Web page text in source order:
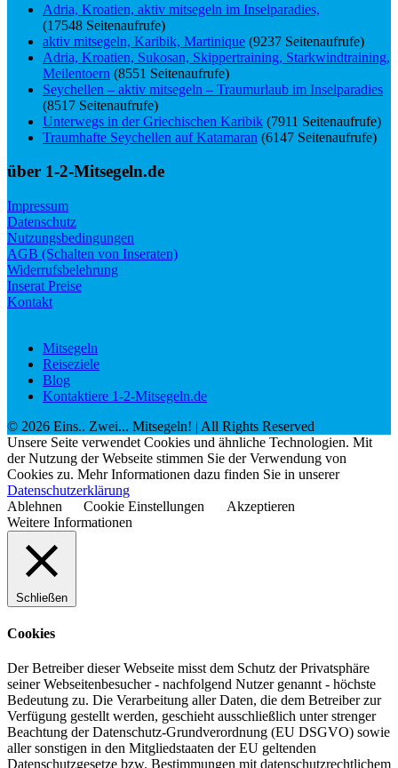
Adria, Kroatien, aktiv mitsegeln im Inselparadies,
(17548 Seitenaufrufe)
aktiv mitsegeln, Karibik, Martinique (9237 Seitenaufrufe)
Adria, Kroatien, Sukosan, Skippertraining, Starkwindtraining,
Meilentoern (8551 Seitenaufrufe)
Seychellen – aktiv mitsegeln – Traumurlaub im Inselparadies
(8517 Seitenaufrufe)
Unterwegs in der Griechischen Karibik (7911 Seitenaufrufe)
Traumhafte Seychellen auf Katamaran (6147 Seitenaufrufe)
über 1-2-Mitsegeln.de
Impressum
Datenschutz
Nutzungsbedingungen
AGB (Schalten von Inseraten)
Widerrufsbelehrung
Inserat Preise
Kontakt
Mitsegeln
Reiseziele
Blog
Kontaktiere 1-2-Mitsegeln.de
© 2026 Eins.. Zwei... Mitsegeln! | All Rights Reserved
Unsere Seite verwendet Cookies und ähnliche Technologien. Mit
der Nutzung der Webseite stimmen Sie der Verwendung von
Cookies zu. Mehr Informationen dazu finden Sie in unserer
Datenschutzerklärung
Ablehnen
Cookie Einstellungen
Akzeptieren
Weitere Informationen
Schließen
Cookies
Der Betreiber dieser Webseite misst dem Schutz der Privatsphäre
seiner Webseitenbesucher - nachfolgend Nutzer genannt - höchste
Bedeutung zu. Die Verarbeitung aller Daten, die dem Betreiber zur
Verfügung gestellt werden, geschieht ausschließlich unter strenger
Beachtung der Datenschutz-Grundverordnung (EU DSGVO) sowie
aller sonstigen in den Mitgliedstaaten der EU geltenden
Datenschutzgesetze bzw. Bestimmungen mit datenschutzrechtlichem